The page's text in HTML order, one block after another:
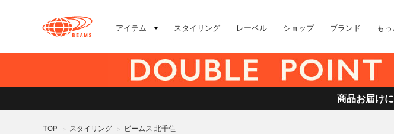
アイテム スタイリング レーベル ショップ ブランド も
商品お届け
TOP > スタイリング > ビームス 北千住